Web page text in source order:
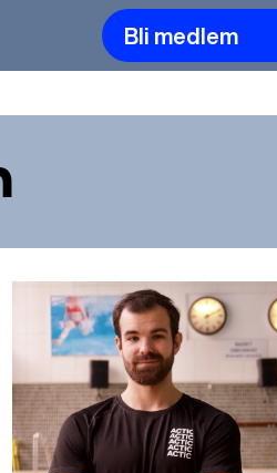
Bli medlem